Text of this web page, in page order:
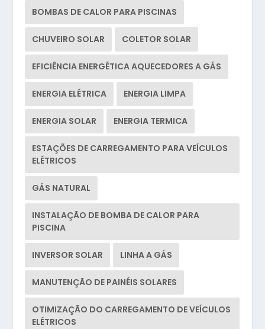
BOMBAS DE CALOR PARA PISCINAS
CHUVEIRO SOLAR COLETOR SOLAR
EFICIÊNCIA ENERGÉTICA AQUECEDORES A GÁS
ENERGIA ELÉTRICA ENERGIA LIMPA
ENERGIA SOLAR ENERGIA TERMICA
ESTAÇÕES DE CARREGAMENTO PARA VEÍCULOS
ELÉTRICOS
GÁS NATURAL
INSTALAÇÃO DE BOMBA DE CALOR PARA
PISCINA
INVERSOR SOLAR LINHA A GÁS
MANUTENÇÃO DE PAINÉIS SOLARES
OTIMIZAÇÃO DO CARREGAMENTO DE VEÍCULOS
ELÉTRICOS